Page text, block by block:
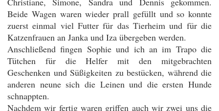
Beide Wagen waren wieder prall gefüllt und so konnte
zuerst einmal viel Futter für das Tierheim und für die
Katzenfrauen an Janka und Iza übergeben werden.
Anschließend fingen Sophie und ich an im Trapo die
Tütchen für die Helfer mit den mitgebrachten
Geschenken und Süßigkeiten zu bestücken, während die
anderen neune sich die Leinen und die ersten Hunde
schnappten.
Nachdem wir fertig waren griffen auch wir zwei uns die